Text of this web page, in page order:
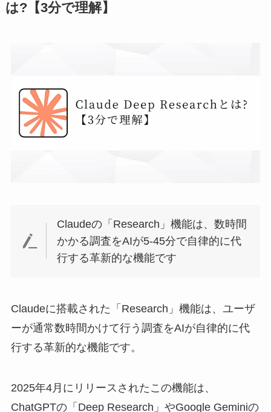
は?【3分で理解】
Claudeの「Research」機能は、数時間
かかる調査をAIが5-45分で自律的に代
行する革新的な機能です
Claudeに搭載された「Research」機能は、ユーザ
ーが通常数時間かけて行う調査をAIが自律的に代
行する革新的な機能です。
2025年4月にリリースされたこの機能は、
ChatGPTの「Deep Research」やGoogle Geminiの